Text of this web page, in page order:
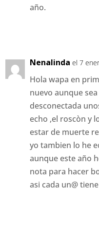
año.
Nenalinda el 7
Hola wapa en
nuevo aunque
desconectada
echo ,el roscòn y
estar de muerte
yo tambien lo he
aunque este año
nota para hacer
asi cada un@